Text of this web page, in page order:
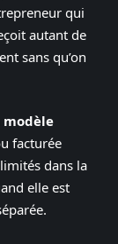
qui
autant de
sans qu’on
facturée
dans la
elle est